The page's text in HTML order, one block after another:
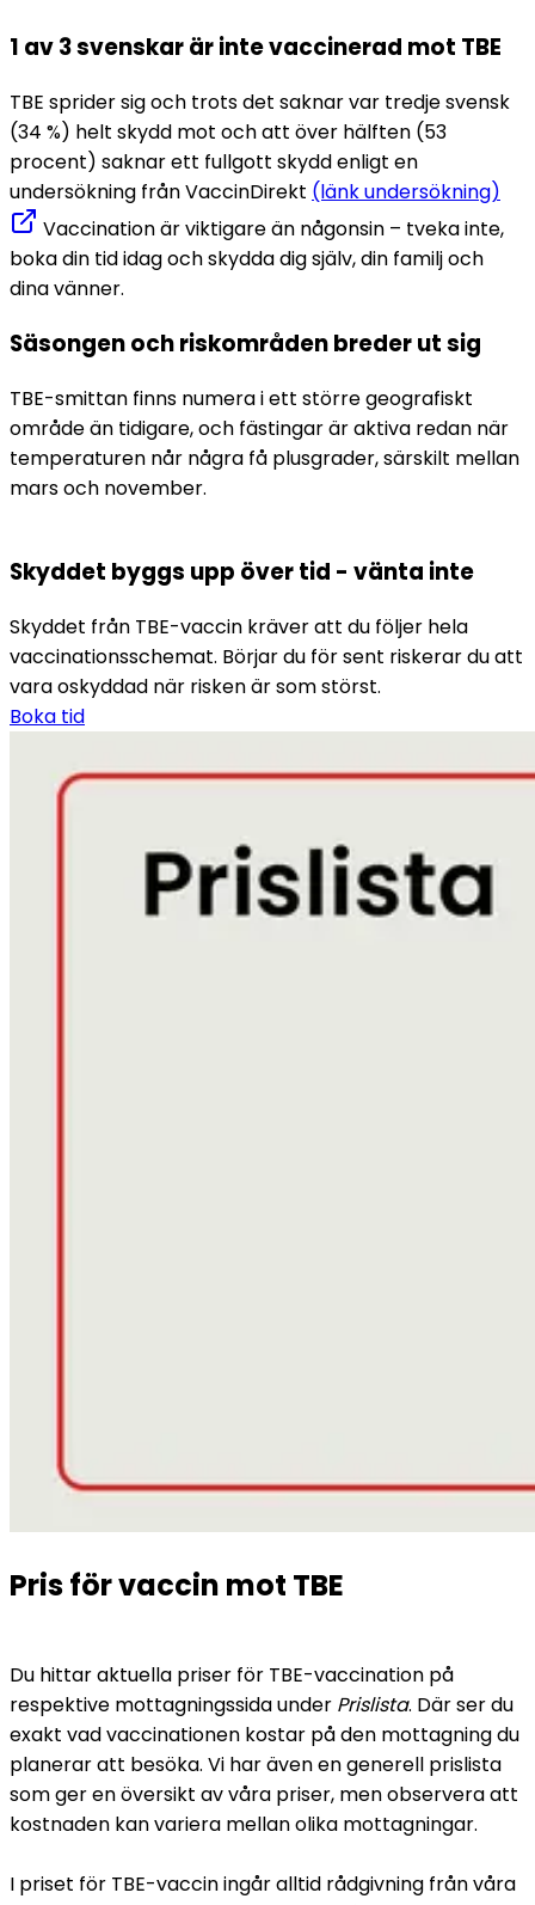
1 av 3 svenskar är inte vaccinerad mot TBE
TBE sprider sig och trots det saknar var tredje svensk
(34 %) helt skydd mot och att över hälften (53
procent) saknar ett fullgott skydd enligt en
undersökning från VaccinDirekt (länk undersökning)
Vaccination är viktigare än någonsin – tveka inte,
boka din tid idag och skydda dig själv, din familj och
dina vänner.
Säsongen och riskområden breder ut sig
TBE-smittan finns numera i ett större geografiskt
område än tidigare, och fästingar är aktiva redan när
temperaturen når några få plusgrader, särskilt mellan
mars och november.
Skyddet byggs upp över tid - vänta inte
Skyddet från TBE-vaccin kräver att du följer hela
vaccinationsschemat. Börjar du för sent riskerar du att
vara oskyddad när risken är som störst.
Boka tid
Pris för vaccin mot TBE
Du hittar aktuella priser för TBE-vaccination på
respektive mottagningssida under Prislista. Där ser du
exakt vad vaccinationen kostar på den mottagning du
planerar att besöka. Vi har även en generell prislista
som ger en översikt av våra priser, men observera att
kostnaden kan variera mellan olika mottagningar.
I priset för TBE-vaccin ingår alltid rådgivning från våra